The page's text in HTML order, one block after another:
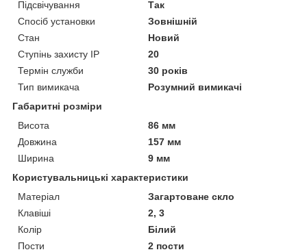
Підсвічування
Так
Спосіб установки
Зовнішній
Стан
Новий
Ступінь захисту IP
20
Термін служби
30 років
Тип вимикача
Розумний вимикачі
Габаритні розміри
Висота
86 мм
Довжина
157 мм
Ширина
9 мм
Користувальницькі характеристики
Матеріал
Загартоване скло
Клавіші
2, 3
Колір
Білий
Пости
2 пости